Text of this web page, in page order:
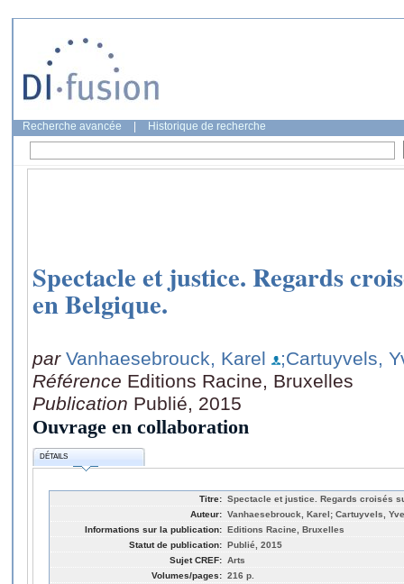
Recherche avancée Historique de recherche
Spectacle et justice. Regards
en Belgique.
par Vanhaesebrouck, Karel
;Cartuyvels,
Référence Editions Racine, Bruxelles
Publication Publié, 2015
Ouvrage en collaboration
DÉTAILS
Titre: Spectacle et justice. Regards croisés
Auteur: Vanhaesebrouck, Karel; Cartuyvels,
Informations sur la publication: Editions Racine, Bruxelles
Statut de publication: Publié, 2015
Sujet CREF: Arts
Volumes/pages: 216 p.